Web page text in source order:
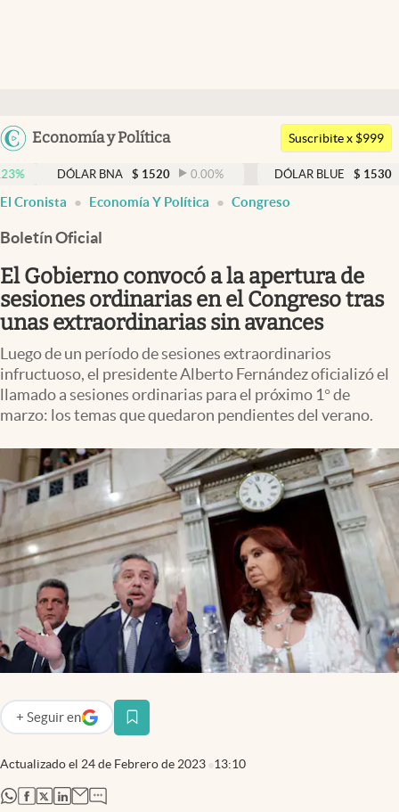
Argentina
Uruguay
Economía y Política
Members
Economía y Política
Finanzas y Mercados
Mercados Online
Negocios
Columnistas
Apertura
Infotechnology
Clima
Mundial 2026
Eventos Corporativos
El Cronista Studio
Mediakit
abre en nueva pestaña
Argentina
Suscribite x $999
DÓLAR BNA $ 1520 0.00% DÓLAR BLUE $ 1530 -0.65
El Cronista Economía Y Política Congreso
Boletín Oficial
El Gobierno convocó a la apertura de
sesiones ordinarias en el Congreso tras
unas extraordinarias sin avances
Luego de un período de sesiones extraordinarios
infructuoso, el presidente Alberto Fernández oficializó el
llamado a sesiones ordinarias para el próximo 1° de
marzo: los temas que quedaron pendientes del verano.
Actualizado el 24 de Febrero de 2023 13:10
+ Seguir en
abre en nueva pestaña
abre en nueva pestaña
abre en nueva pestaña
abre en nueva pestaña
abre en nueva pestaña